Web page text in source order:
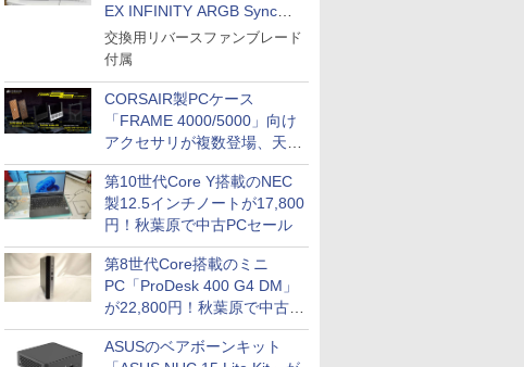
EX INFINITY ARGB Sync」
に単品パッケージ
交換用リバースファンブレード
付属
CORSAIR製PCケース
「FRAME 4000/5000」向け
アクセサリが複数登場、天然
木製パネルや背面コネクタ対
応トレイなど
第10世代Core Y搭載のNEC
製12.5インチノートが17,800
円！秋葉原で中古PCセール
第8世代Core搭載のミニ
PC「ProDesk 400 G4 DM」
が22,800円！秋葉原で中古
PCセール
ASUSのベアボーンキット